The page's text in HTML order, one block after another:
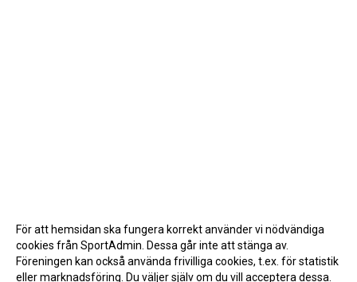
För att hemsidan ska fungera korrekt använder vi nödvändiga
cookies från SportAdmin. Dessa går inte att stänga av.
Föreningen kan också använda frivilliga cookies, t.ex. för statistik
eller marknadsföring. Du väljer själv om du vill acceptera dessa.